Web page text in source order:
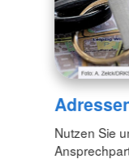
Nutzen Sie